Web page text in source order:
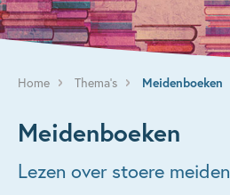
Home Thema’s Meidenboeken
Meidenboeken
Lezen over stoere meiden